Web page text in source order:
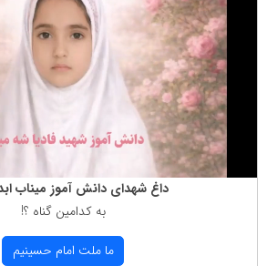
داغ شهدای دانش آموز میناب
به كدامین گناه ؟!
ما ملت امام حسینیم